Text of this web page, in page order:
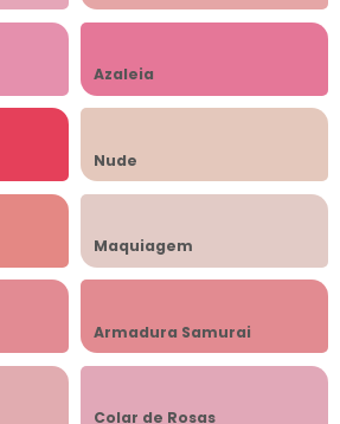
Azaleia
Nude
Maquiagem
Armadura Samurai
Colar de Rosas